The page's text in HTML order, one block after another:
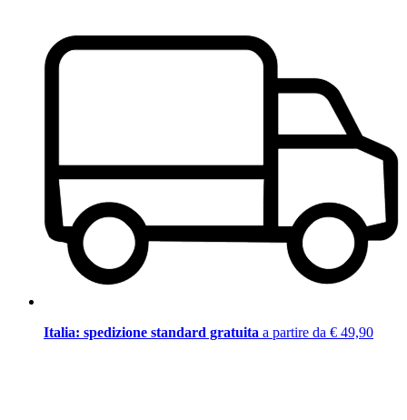
Italia: spedizione standard gratuita a partire da € 49,90